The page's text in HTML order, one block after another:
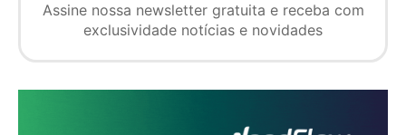
Assine nossa newsletter gratuita e receba com
exclusividade notícias e novidades